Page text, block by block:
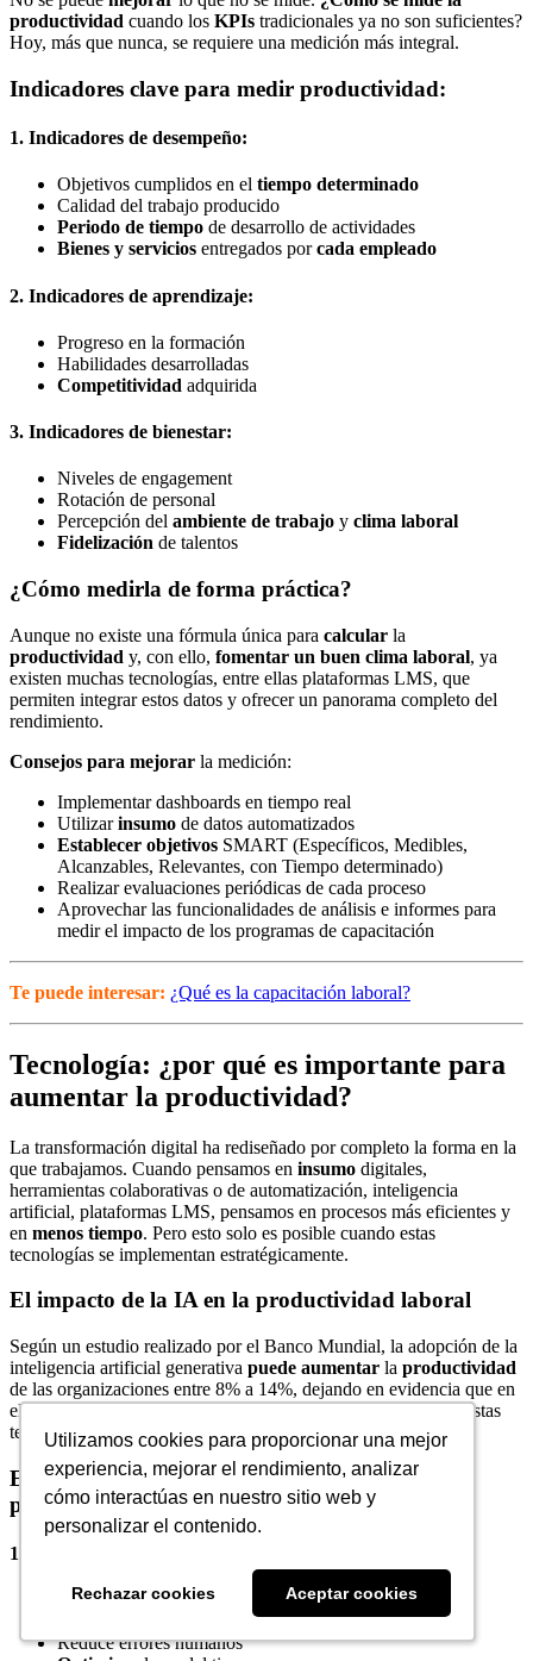
Utilizamos cookies para proporcionar una mejor
experiencia, mejorar el rendimiento, analizar
cómo interactúas en nuestro sitio web y
personalizar el contenido.
Rechazar cookies Aceptar cookies
Utilizamos cookies para proporcionar una mejor
experiencia, mejorar el rendimiento, analizar
cómo interactúas en nuestro sitio web y
personalizar el contenido.
Rechazar cookies Aceptar cookies
productividad cuando los KPIs tradicionales ya no son suficientes?
Hoy, más que nunca, se requiere una medición más integral.
Indicadores clave para medir productividad:
1. Indicadores de desempeño:
Objetivos cumplidos en el tiempo determinado
Calidad del trabajo producido
Periodo de tiempo de desarrollo de actividades
Bienes y servicios entregados porcada empleado
2. Indicadores de aprendizaje:
Progreso en la formación
Habilidades desarrolladas
Competitividad adquirida
3. Indicadores de bienestar:
Niveles de engagement
Rotación de personal
Percepción del ambiente de trabajo y clima laboral
Fidelización de talentos
¿Cómo medirla de forma práctica?
Aunque no existe una fórmula única para calcular la
productividad y, con ello, fomentar un buen clima laboral, ya
existen muchas tecnologías, entre ellas plataformas LMS, que
permiten integrar estos datos y ofrecer un panorama completo del
rendimiento.
Consejos para mejorar la medición:
Implementar dashboards en tiempo real
Utilizarinsumo de datos automatizados
Establecer objetivos SMART (Específicos, Medibles,
Alcanzables, Relevantes, con Tiempo determinado)
Realizar evaluaciones periódicas de cada proceso
Aprovechar las funcionalidades de análisis e informes para
medir el impacto de los programas de capacitación
Te puede interesar: ¿Qué es la capacitación laboral?
Tecnología: ¿por qué es importante para
aumentar la productividad?
La transformación digital ha rediseñado por completo la forma en la
que trabajamos. Cuando pensamos en insumo digitales,
herramientas colaborativas o de automatización, inteligencia
artificial, plataformas LMS, pensamos en procesos más eficientes y
en menos tiempo. Pero esto solo es posible cuando estas
tecnologías se implementan estratégicamente.
El impacto de la IA en la productividad laboral
Según un estudio realizado por el Banco Mundial, la adopción de la
inteligencia artificial generativa puede aumentar la productividad
de las organizaciones entre 8% a 14%, dejando en evidencia que en
el buen uso de las tecnologías radica el impacto positivo que estas
tengan dentro el contexto laboral.
Estrategias tecnológicas para mejorar la
productividad:
1. Automatización inteligente:
Elimina tareas repetitivas
enfocarse en actividades de mayor valor
Reduce errores humanos